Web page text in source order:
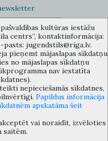
City Council (phone: 67026859,
functions of a contact point in
necessary protection and
about possible conflicts of
in the Department or its
kultūras iestāžu
centrs”, kontaktinformācija:
pasts: jugendstils@riga.lv.
pieņemt mājaslapas sīkdatņu
no mājaslapas sīkdatņu
nav iestatīta
nepieciešamās sīkdatnes,
Papildus informācija
apskatāma šeit
vai noraidīt, izvēloties
saitēm.